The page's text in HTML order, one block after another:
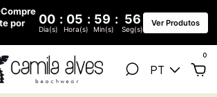
por
00 : 05 : 59 : 56
Dia(s) Hora(s) Min(s) Seg(s)
Ver Produtos
PT
0